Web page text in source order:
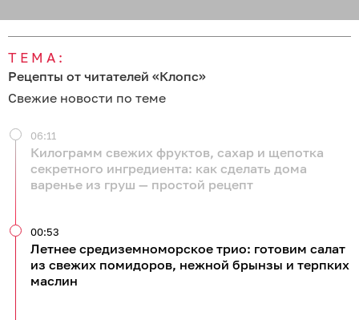
ТЕМА:
Рецепты от читателей «Клопс»
Свежие новости по теме
Килограмм свежих фруктов, сахар и щепотка
секретного ингредиента: как сделать дома
варенье из груш — простой рецепт
06:11
Летнее средиземноморское трио: готовим салат
из свежих помидоров, нежной брынзы и терпких
маслин
00:53